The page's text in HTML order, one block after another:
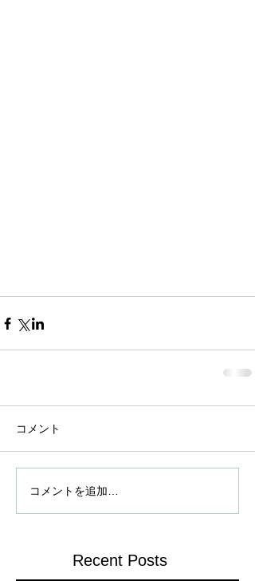
コメント
コメントを追加…
Recent Posts